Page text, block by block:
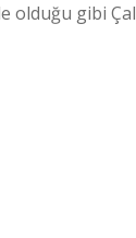
olduğu gibi Çal